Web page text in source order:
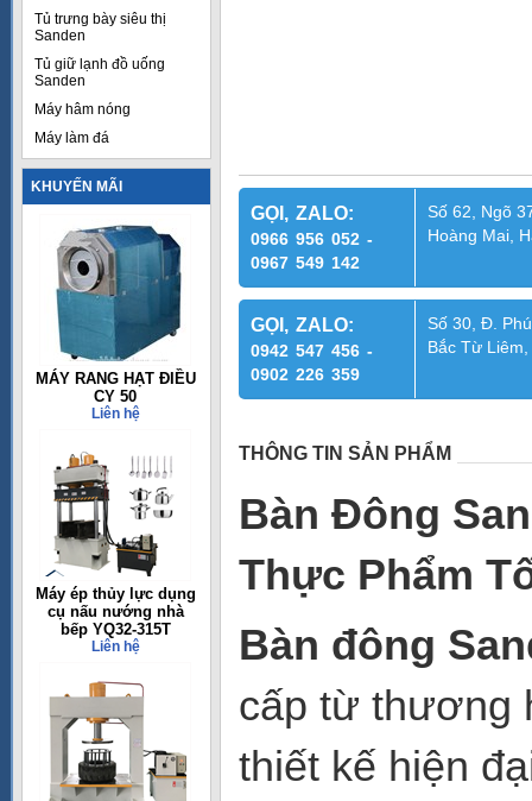
Tủ trưng bày siêu thị
Sanden
Tủ giữ lạnh đồ uống
Sanden
Máy hâm nóng
Máy làm đá
KHUYẾN MÃI
MÁY RANG HẠT ĐIỀU
CY 50
Liên hệ
Máy ép thủy lực dụng
cụ nấu nướng nhà
bếp YQ32-315T
Liên hệ
GỌI, ZALO:
0966 956 052 -
0967 549 142
Số 62, Ngõ
Hoàng Mai,
GỌI, ZALO:
0942 547 456 -
0902 226 359
Số 30, Đ.
Bắc Từ
THÔNG TIN SẢN PHẨM
Bàn Đông
Thực Phẩm
Bàn đông
cấp từ thương
thiết kế hiện